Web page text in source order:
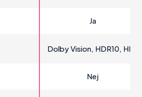
Ja
Dolby Vision, HDR10, HLG
Nej